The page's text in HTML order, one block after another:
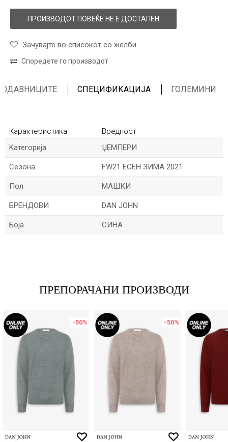
ПРОИЗВОДОТ ПОВЕЌЕ НЕ Е ДОСТАПЕН
Зачувајте во списокот со желби
Споредете го производот
СПЕЦИФИКАЦИЈА ГОЛЕМИНИ
Карактеристика
Вредност
Kатегорија
ЏЕМПЕРИ
Сезона FW21 ЕСЕН ЗИМА 2021
Пол МАШКИ
БРЕНДОВИ DAN JOHN
Боја СИНА
Порака
ПРЕПОРАЧАНИ ПРОИЗВОДИ
-50% -50%